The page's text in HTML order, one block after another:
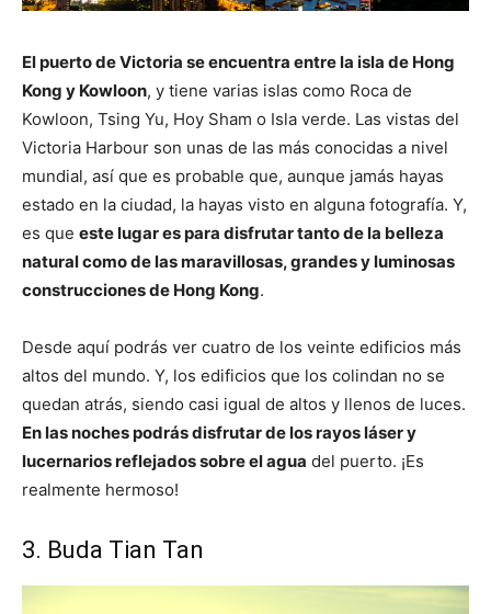
El puerto de Victoria se encuentra entre la isla de Hong
Kong y Kowloon, y tiene varias islas como Roca de
Kowloon, Tsing Yu, Hoy Sham o Isla verde. Las vistas del
Victoria Harbour son unas de las más conocidas a nivel
mundial, así que es probable que, aunque jamás hayas
estado en la ciudad, la hayas visto en alguna fotografía. Y,
es que este lugar es para disfrutar tanto de la belleza
natural como de las maravillosas, grandes y luminosas
construcciones de Hong Kong.
Desde aquí podrás ver cuatro de los veinte edificios más
altos del mundo. Y, los edificios que los colindan no se
quedan atrás, siendo casi igual de altos y llenos de luces.
En las noches podrás disfrutar de los rayos láser y
lucernarios reflejados sobre el agua del puerto. ¡Es
realmente hermoso!
3. Buda Tian Tan